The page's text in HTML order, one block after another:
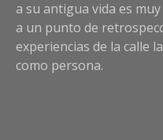
a su antigua vida es
a un punto de
experiencias de la calle
como persona.